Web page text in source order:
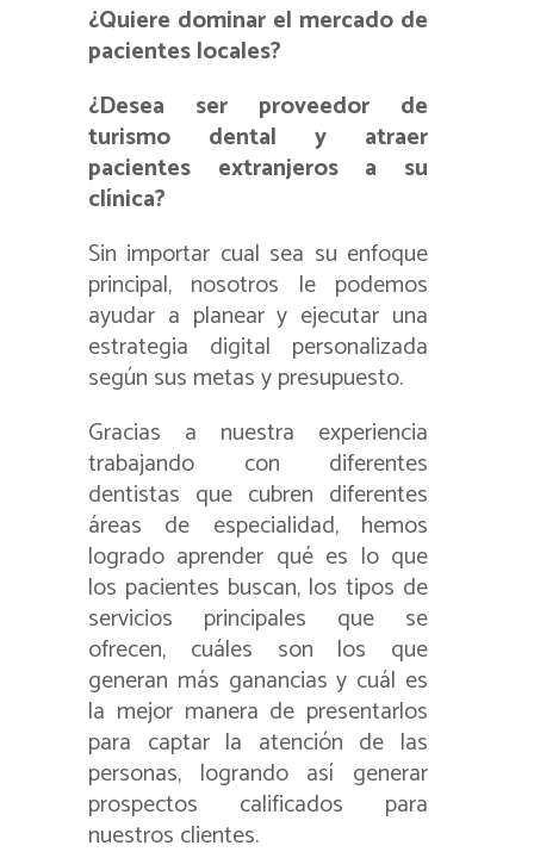
¿Quiere dominar el mercado de
pacientes locales?
¿Desea ser proveedor de
turismo dental y atraer
pacientes extranjeros a su
clínica?
Sin importar cual sea su enfoque
principal, nosotros le podemos
ayudar a planear y ejecutar una
estrategia digital personalizada
según sus metas y presupuesto.
Gracias a nuestra experiencia
trabajando con diferentes
dentistas que cubren diferentes
áreas de especialidad, hemos
logrado aprender qué es lo que
los pacientes buscan, los tipos de
servicios principales que se
ofrecen, cuáles son los que
generan más ganancias y cuál es
la mejor manera de presentarlos
para captar la atención de las
personas, logrando así generar
prospectos calificados para
nuestros clientes.